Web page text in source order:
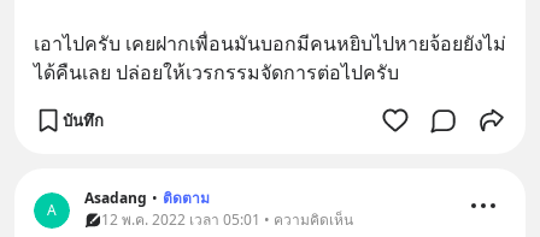
เอาไปครับ​ เคยฝากเพื่อนมันบอกมีคนหยิบไป​หายจ้อยยังไม่
ได้คืนเลย​ ปล่อยให้เวรกรรมจัดการต่อไปครับ
บันทึก
A
Asadang • ติดตาม
12 พ.ค. 2022 เวลา 05:01 • ความคิดเห็น